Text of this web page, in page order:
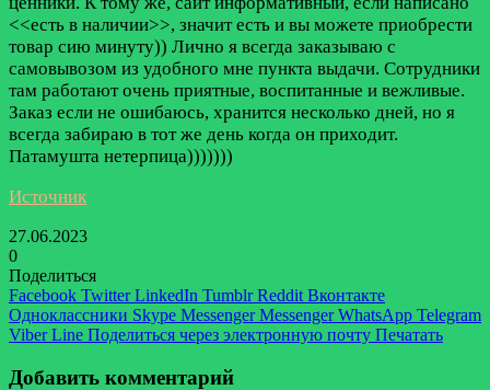
<<есть в наличии>>, значит есть и вы можете приобрести
товар сию минуту)) Лично я всегда заказываю с
самовывозом из удобного мне пункта выдачи. Сотрудники
там работают очень приятные, воспитанные и вежливые.
Заказ если не ошибаюсь, хранится несколько дней, но я
всегда забираю в тот же день когда он приходит.
Патамушта нетерпица)))))))
Источник
27.06.2023
0
Поделиться
Facebook Twitter LinkedIn Tumblr Reddit Вконтакте
Одноклассники Skype Messenger Messenger WhatsApp Telegram
Viber Line Поделиться через электронную почту Печатать
Добавить комментарий